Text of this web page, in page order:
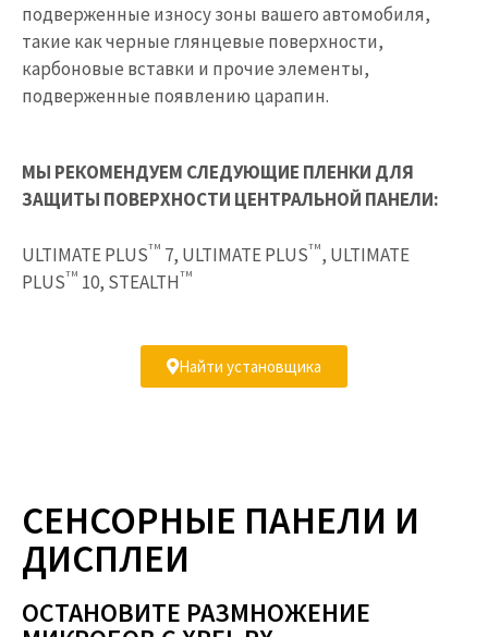
подверженные износу зоны вашего автомобиля,
такие как черные глянцевые поверхности,
карбоновые вставки и прочие элементы,
подверженные появлению царапин.
МЫ РЕКОМЕНДУЕМ СЛЕДУЮЩИЕ ПЛЕНКИ ДЛЯ
ЗАЩИТЫ ПОВЕРХНОСТИ ЦЕНТРАЛЬНОЙ ПАНЕЛИ:
ULTIMATE PLUSTM 7, ULTIMATE PLUSTM , ULTIMATE
PLUSTM 10, STEALTH TM
Найти установщика
СЕНСОРНЫЕ ПАНЕЛИ И
ДИСПЛЕИ
ОСТАНОВИТЕ РАЗМНОЖЕНИЕ